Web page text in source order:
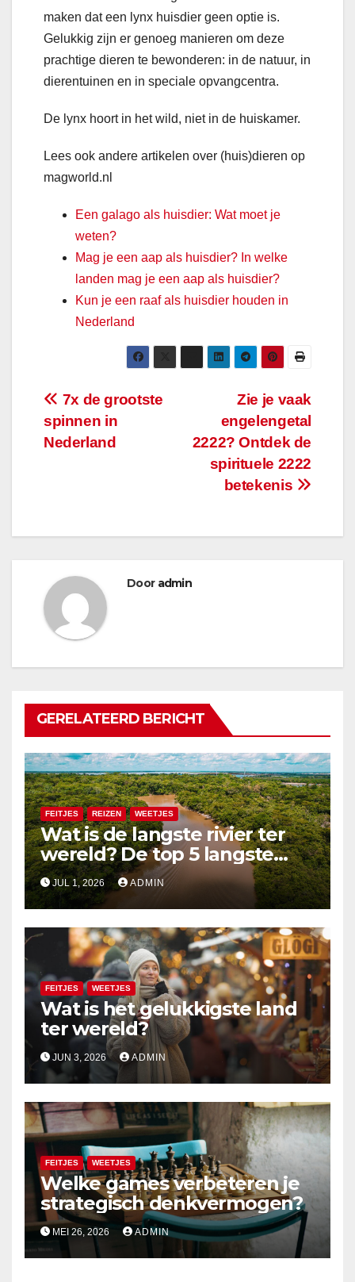
maken dat een lynx huisdier geen optie is.
Gelukkig zijn er genoeg manieren om deze
prachtige dieren te bewonderen: in de natuur, in
dierentuinen en in speciale opvangcentra.
De lynx hoort in het wild, niet in de huiskamer.
Lees ook andere artikelen over (huis)dieren op
magworld.nl
Een galago als huisdier: Wat moet je
weten?
Mag je een aap als huisdier? In welke
landen mag je een aap als huisdier?
Kun je een raaf als huisdier houden in
Nederland
Bericht
navigatie
Zie je vaak
engelengetal
2222? Ontdek de
spirituele 2222
betekenis
7x de grootste
spinnen in
Nederland
Door admin
GERELATEERD BERICHT
FEITJES REIZEN WEETJES
Wat is de langste rivier ter
wereld? De top 5 langste
rivieren uitgelegd
JUL 1, 2026 ADMIN
FEITJES WEETJES
Wat is het gelukkigste land
ter wereld?
JUN 3, 2026 ADMIN
FEITJES WEETJES
Welke games verbeteren je
strategisch denkvermogen?
MEI 26, 2026 ADMIN